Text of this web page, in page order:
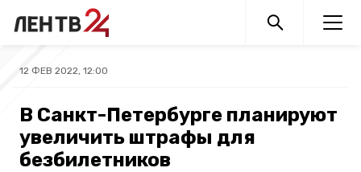
12 ФЕВ 2022, 12:00
В Санкт-Петербурге планируют
увеличить штрафы для
безбилетников